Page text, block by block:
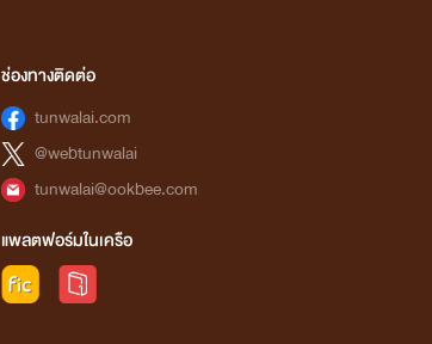
ช่องทางติดต่อ
tunwalai.com
@webtunwalai
tunwalai@ookbee.com
แพลตฟอร์มในเครือ